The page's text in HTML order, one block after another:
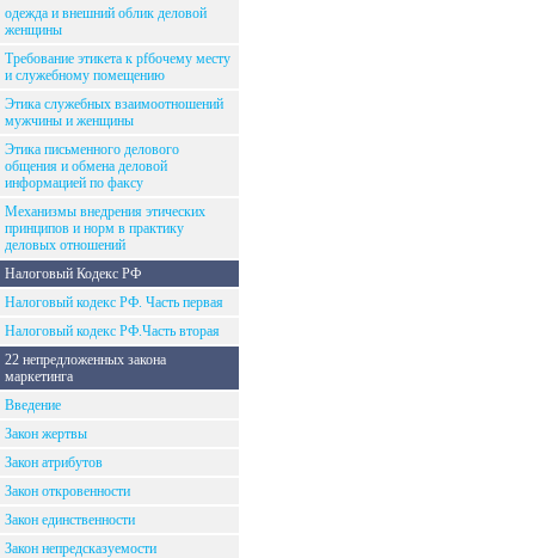
одежда и внешний облик деловой
женщины
Требование этикета к рfбочему месту
и служебному помещению
Этика служебных взаимоотношений
мужчины и женщины
Этика письменного делового
общения и обмена деловой
информацией по факсу
Механизмы внедрения этических
принципов и норм в практику
деловых отношений
Налоговый Кодекс РФ
Налоговый кодекс РФ. Часть первая
Налоговый кодекс РФ.Часть вторая
22 непредложенных закона
маркетинга
Введение
Закон жертвы
Закон атрибутов
Закон откровенности
Закон единственности
Закон непредсказуемости